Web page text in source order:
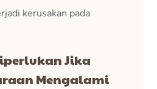
kerusakan pada
Jika
Mengalami